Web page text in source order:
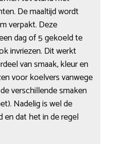
De maaltijd wordt
verpakt. Deze
dag of 5 gekoeld te
invriezen. Dit werkt
van smaak, kleur en
voor koelvers vanwege
verschillende smaken
Nadelig is wel de
dat het in de regel